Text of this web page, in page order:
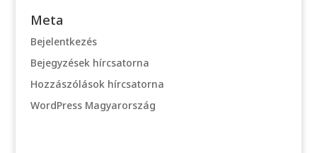
Meta
Bejelentkezés
Bejegyzések hírcsatorna
Hozzászólások hírcsatorna
WordPress Magyarország